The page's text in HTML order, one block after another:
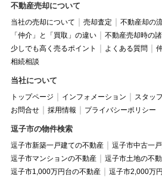
不動産売却について
当社の売却について 売却査定
不動産却の
「仲介」と「買取」の違い
不動産売却時の
少しでも高く売るポイント
よくある質問
相続相談
当社について
トップページ インフォメーション スタッ
お問合せ
採用情報 プライバシーポリシー
逗子市の物件検索
逗子市新築一戸建ての不動産
逗子市中古一
逗子市マンションの不動産
逗子市土地の不
逗子市1,000万円台の不動産
逗子市2,000万